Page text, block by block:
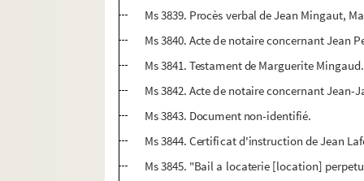
Ms 3839. Procès verbal de Jean Mingaut,
Ms 3840. Acte de notaire concernant Jean
Ms 3841. Testament de Marguerite Mingaud.
Ms 3842. Acte de notaire concernant Jean-
Ms 3843. Document non-identifié.
Ms 3844. Certificat d'instruction de Jean
Ms 3845. "Bail a locaterie [location]